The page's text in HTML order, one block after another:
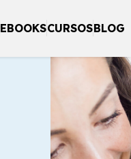
EBOOKSCURSOSBLOG